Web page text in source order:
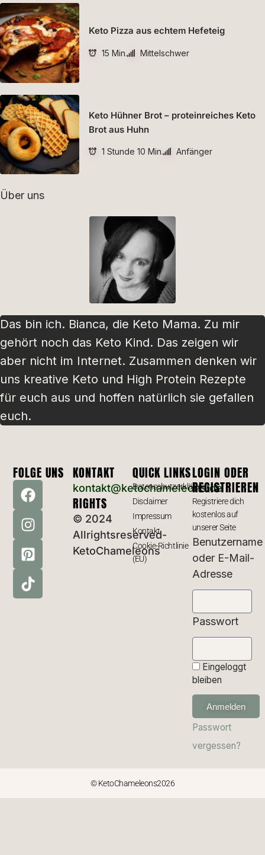
Keto Pizza aus echtem Hefeteig
15 Min. Mittelschwer
Keto Hühner Brot – proteinreiches Keto
Brot aus Huhn
1 Stunde 10 Min. Anfänger
Über uns
Das bin ich. Bianca, die Keto Mama. Zu mir
gehört noch das Keto Kind. Das zeigen wir
aber nicht im Internet. Zusammen denken wir
uns kreative Keto und High Protein Rezepte
für euch aus und hoffen natürlich sie gefallen
euch.
FOLGE UNS KONTAKT
kontakt@ketochameleons.de
RIGHTS
© 2024
Allrightsreserved-
KetoChameleons
QUICK LINKS
Datenschutzerklärung
Disclaimer
Impressum
Kontakt
Cookie-Richtlinie
(EU)
LOGIN ODER
REGISTRIEREN
Registriere dich
kostenlos auf
unserer Seite
Benutzername
oder E-Mail-
Adresse
Passwort
Eingeloggt
bleiben
Anmelden
Passwort
vergessen?
© KetoChameleons2026